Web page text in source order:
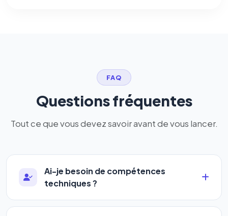
FAQ
Questions fréquentes
Tout ce que vous devez savoir avant de vous lancer.
Ai-je besoin de compétences
techniques ?
Absolument pas. Notre logiciel a été conçu pour